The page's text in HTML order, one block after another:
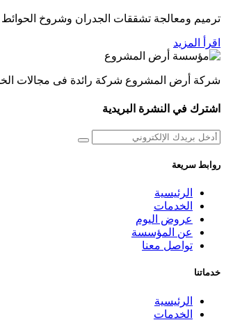
ترميم ومعالجة تشققات الجدران وشروخ
اقرأ المزيد
شركة أرض المشروع شركة رائدة فى مجالات
اشترك في النشرة البريدية
روابط سريعة
الرئيسية
الخدمات
عروض اليوم
عن المؤسسة
تواصل معنا
خدماتنا
الرئيسية
الخدمات